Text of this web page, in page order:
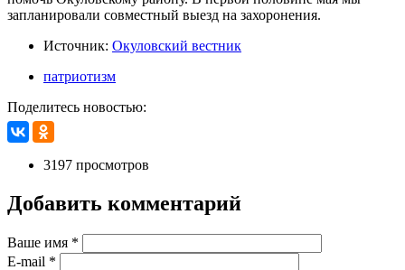
запланировали совместный выезд на захоронения.
Источник: Окуловский вестник
патриотизм
Поделитесь новостью:
3197 просмотров
Добавить комментарий
Ваше имя *
E-mail *